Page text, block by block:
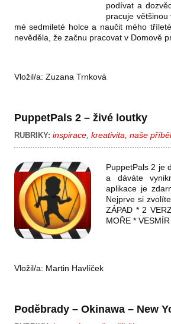
podívat a
pracuje
mé sedmileté holce a naučit mého
nevěděla, že začnu pracovat v Domově
Vložil/a: Zuzana Trnková
PuppetPals 2 – živé loutky
RUBRIKY: inspirace kreativita naše
PuppetPals 2 je
a dáváte
aplikace je
Nejprve si
ZÁPAD * 2
MOŘE *
Vložil/a: Martin Havlíček
Poděbrady – Okinawa – New